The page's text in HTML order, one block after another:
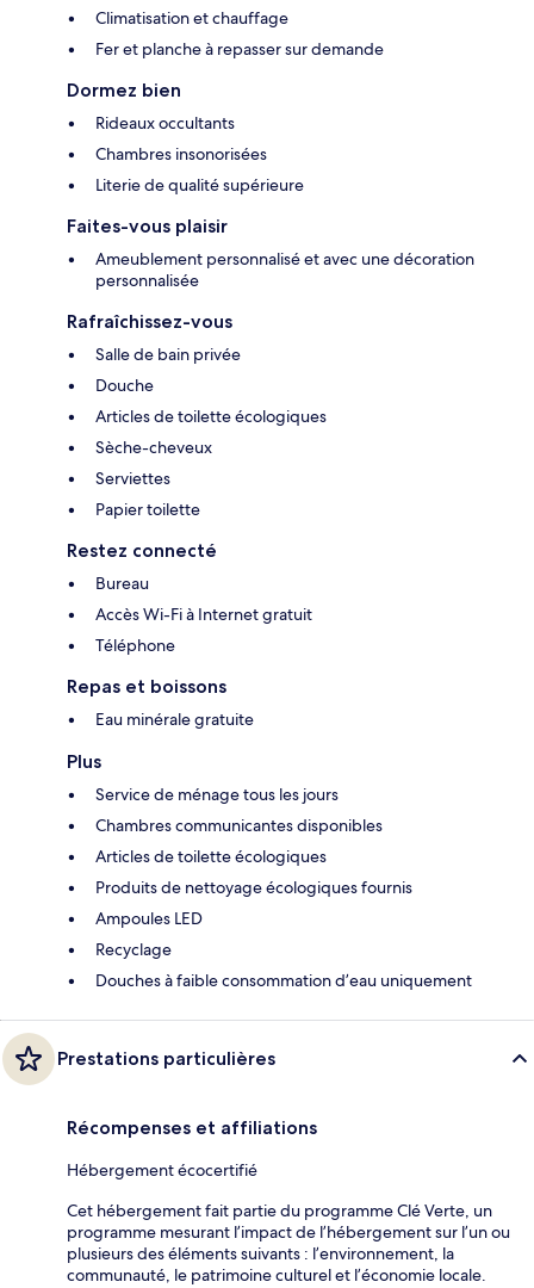
Climatisation et chauffage
Fer et planche à repasser sur demande
Dormez bien
Rideaux occultants
Chambres insonorisées
Literie de qualité supérieure
Faites-vous plaisir
Ameublement personnalisé et avec une décoration
personnalisée
Rafraîchissez-vous
Salle de bain privée
Douche
Articles de toilette écologiques
Sèche-cheveux
Serviettes
Papier toilette
Restez connecté
Bureau
Accès Wi-Fi à Internet gratuit
Téléphone
Repas et boissons
Eau minérale gratuite
Plus
Service de ménage tous les jours
Chambres communicantes disponibles
Articles de toilette écologiques
Produits de nettoyage écologiques fournis
Ampoules LED
Recyclage
Douches à faible consommation d’eau uniquement
Prestations particulières
Récompenses et affiliations
Hébergement écocertifié
Cet hébergement fait partie du programme Clé Verte, un
programme mesurant l’impact de l’hébergement sur l’un ou
plusieurs des éléments suivants : l’environnement, la
communauté, le patrimoine culturel et l’économie locale.